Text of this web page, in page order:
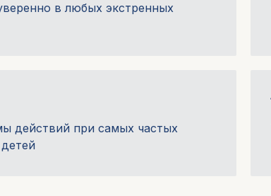
в любых экстренных
действий при самых частых